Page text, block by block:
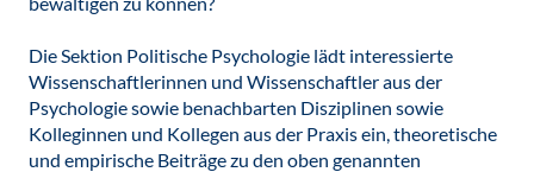
Die Sektion Politische Psychologie lädt interessierte
Wissenschaftlerinnen und Wissenschaftler aus der
Psychologie sowie benachbarten Disziplinen sowie
Kolleginnen und Kollegen aus der Praxis ein, theoretische
und empirische Beiträge zu den oben genannten